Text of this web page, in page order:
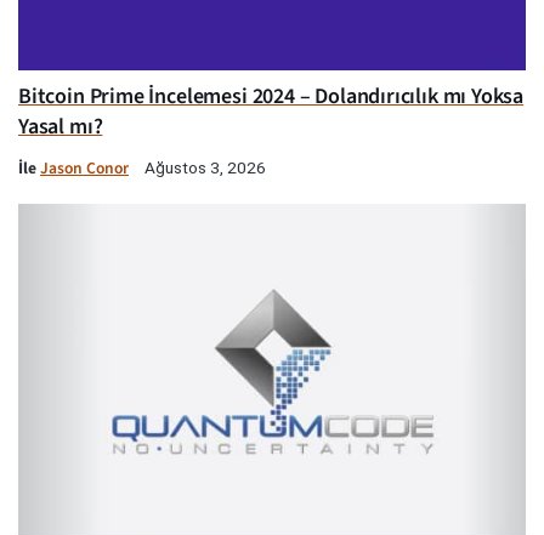
Bitcoin Prime İncelemesi 2024 – Dolandırıcılık mı Yoksa
Yasal mı?
İleJason Conor Ağustos 3, 2026